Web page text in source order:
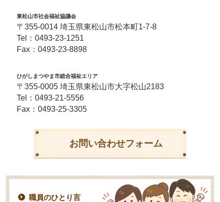
東松山市社会福祉協議会
〒355-0014 埼玉県東松山市松本町1-7-8
Tel： 0493-23-1251
Fax：0493-23-8898
ひがしまつやま市総合福祉エリア
〒355-0005 埼玉県東松山市大字松山2183
Tel： 0493-21-5556
Fax：0493-25-3305
お問い合わせフォーム
職員のひとり言